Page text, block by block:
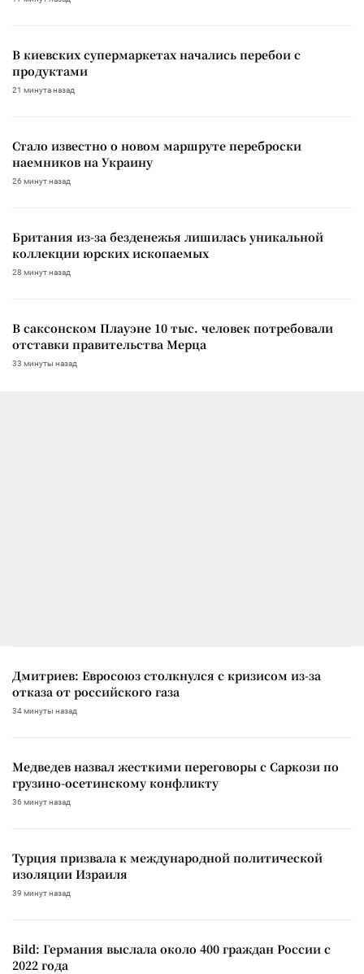
В киевских супермаркетах начались перебои с
продуктами
21 минута назад
Стало известно о новом маршруте переброски
наемников на Украину
26 минут назад
Британия из-за безденежья лишилась уникальной
коллекции юрских ископаемых
28 минут назад
В саксонском Плауэне 10 тыс. человек потребовали
отставки правительства Мерца
33 минуты назад
Дмитриев: Евросоюз столкнулся с кризисом из-за
отказа от российского газа
34 минуты назад
Медведев назвал жесткими переговоры с Саркози по
грузино-осетинскому конфликту
36 минут назад
Турция призвала к международной политической
изоляции Израиля
39 минут назад
Bild: Германия выслала около 400 граждан России с
2022 года